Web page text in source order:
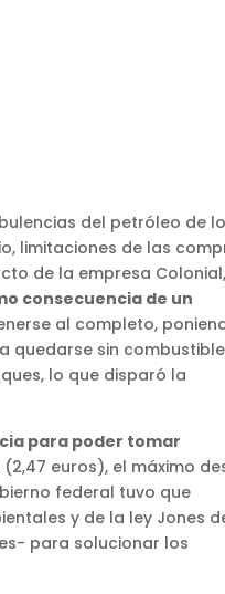
del petróleo de
limitaciones de las
de la empresa
consecuencia de un
al completo,
quedarse sin combustible
lo que disparó la
para poder tomar
euros), el máximo
federal tuvo que
y de la ley Jones
para solucionar los